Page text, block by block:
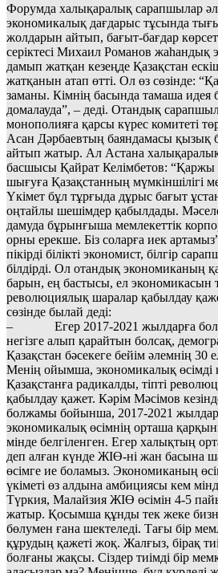
Форумда халықаралық сарапшылар
экономикалық дағдарыс тұсында
жолдарын айтып, бағыт-бағдар
серiктесi Михаил Романов жаһандық
дамып жатқан кезеңде Қазақстан
жатқанын атап өттi. Ол өз сөзiнде:
заманы. Кiмнiң басында тамаша идея
домалауда”, – дедi. Отандық
монополия­ға қарсы күрес комитетi
Асан Дәрбаевтың баяндамасы қызық
айтып жатыр. Ал Астана
басшысы Қайрат Келiмбе­тов: “Қаржы
шығуға Қазақстанның мүмкiншiлiгi
Үкiмет бұл тұр­­ғыда дұрыс бағыт
оңтайлы шешiмдер қа­был­дады.
дамуда бұрынғыша мемле­кеттiк
орны ерекше. Бiз соларға иек
пiкiрдi бiлiктi экономист, бiлгiр
бiлдiрдi. Ол отандық экономиканың
барын, ең бас­тысы, ел экономикасын
революциялық шаралар қа­былдау
сөзiнде былай дедi:
– Егер 2017-2021 жыл­дарға
негiзге алып қарайтын болсақ,
Қазақстан бәсекеге бе­йiм әлемнiң 30
Менiң ойымша, экономикалық өсiмдi
Қазақстанға радикалды, тiптi
қабылдау қажет. Кәрiм Мәсiмов
болжамы бойынша, 2017-2021
экономикалық өсiмнiң орташа
мiнде белгiленген. Егер халықтың
деп алған күнде ЖIӨ-нi жан басына
өсiмге ие боламыз. Экономиканың
үкiметi өз алдына амбициясы кем
Түркия, Малайзия ЖIӨ өсiмiн 4-5
жатыр. Қо­сымша құнды тек жеке
бөлумен ғана шекте­ледi. Тағы бiр
құрудың қажетi жоқ. Жалғыз, бi­рақ
болғаны жақсы. Сiз­дер тиiмдi бiр